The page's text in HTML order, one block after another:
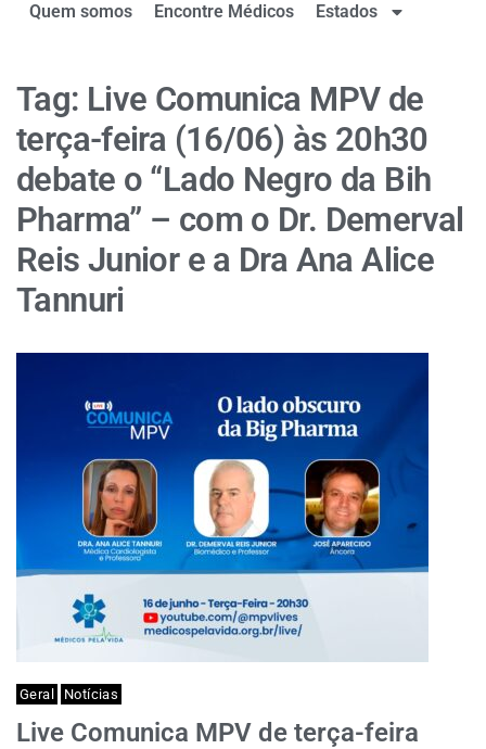
Quem somos Encontre Médicos Estados
Tag: Live Comunica MPV de
terça-feira (16/06) às 20h30
debate o “Lado Negro da Bih
Pharma” – com o Dr. Demerval
Reis Junior e a Dra Ana Alice
Tannuri
Geral Notícias
Live Comunica MPV de terça-feira